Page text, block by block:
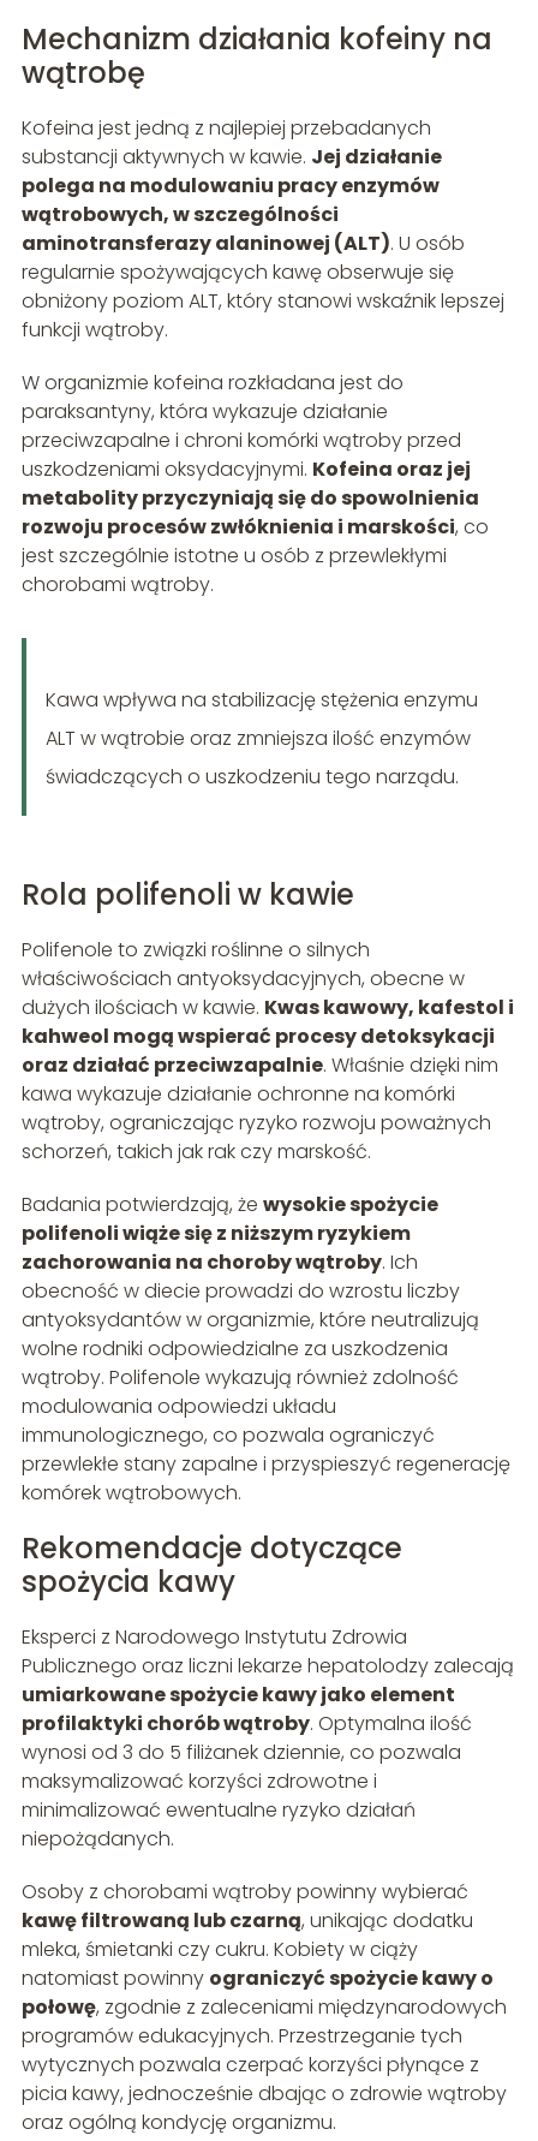
Mechanizm działania kofeiny na
wątrobę
Kofeina jest jedną z najlepiej przebadanych
substancji aktywnych w kawie. Jej działanie
polega na modulowaniu pracy enzymów
wątrobowych, w szczególności
aminotransferazy alaninowej (ALT). U osób
regularnie spożywających kawę obserwuje się
obniżony poziom ALT, który stanowi wskaźnik lepszej
funkcji wątroby.
W organizmie kofeina rozkładana jest do
paraksantyny, która wykazuje działanie
przeciwzapalne i chroni komórki wątroby przed
uszkodzeniami oksydacyjnymi. Kofeina oraz jej
metabolity przyczyniają się do spowolnienia
rozwoju procesów zwłóknienia i marskości, co
jest szczególnie istotne u osób z przewlekłymi
chorobami wątroby.
Kawa wpływa na stabilizację stężenia enzymu
ALT w wątrobie oraz zmniejsza ilość enzymów
świadczących o uszkodzeniu tego narządu.
Rola polifenoli w kawie
Polifenole to związki roślinne o silnych
właściwościach antyoksydacyjnych, obecne w
dużych ilościach w kawie. Kwas kawowy, kafestol i
kahweol mogą wspierać procesy detoksykacji
oraz działać przeciwzapalnie. Właśnie dzięki nim
kawa wykazuje działanie ochronne na komórki
wątroby, ograniczając ryzyko rozwoju poważnych
schorzeń, takich jak rak czy marskość.
Badania potwierdzają, że wysokie spożycie
polifenoli wiąże się z niższym ryzykiem
zachorowania na choroby wątroby. Ich
obecność w diecie prowadzi do wzrostu liczby
antyoksydantów w organizmie, które neutralizują
wolne rodniki odpowiedzialne za uszkodzenia
wątroby. Polifenole wykazują również zdolność
modulowania odpowiedzi układu
immunologicznego, co pozwala ograniczyć
przewlekłe stany zapalne i przyspieszyć regenerację
komórek wątrobowych.
Rekomendacje dotyczące
spożycia kawy
Eksperci z Narodowego Instytutu Zdrowia
Publicznego oraz liczni lekarze hepatolodzy zalecają
umiarkowane spożycie kawy jako element
profilaktyki chorób wątroby. Optymalna ilość
wynosi od 3 do 5 filiżanek dziennie, co pozwala
maksymalizować korzyści zdrowotne i
minimalizować ewentualne ryzyko działań
niepożądanych.
Osoby z chorobami wątroby powinny wybierać
kawę filtrowaną lub czarną, unikając dodatku
mleka, śmietanki czy cukru. Kobiety w ciąży
natomiast powinny ograniczyć spożycie kawy o
połowę, zgodnie z zaleceniami międzynarodowych
programów edukacyjnych. Przestrzeganie tych
wytycznych pozwala czerpać korzyści płynące z
picia kawy, jednocześnie dbając o zdrowie wątroby
oraz ogólną kondycję organizmu.